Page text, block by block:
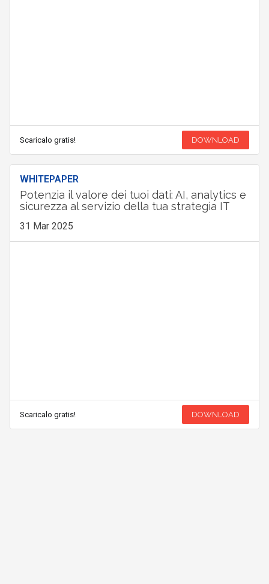
Scaricalo gratis! DOWNLOAD
WHITEPAPER
Potenzia il valore dei tuoi dati: AI, analytics e
sicurezza al servizio della tua strategia IT
31 Mar 2025
Scaricalo gratis! DOWNLOAD